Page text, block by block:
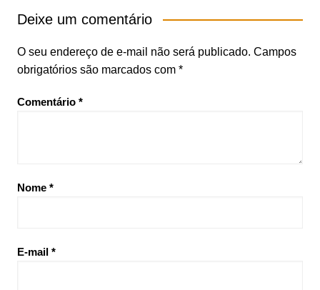
Deixe um comentário
O seu endereço de e-mail não será publicado. Campos
obrigatórios são marcados com *
Comentário *
Nome *
E-mail *